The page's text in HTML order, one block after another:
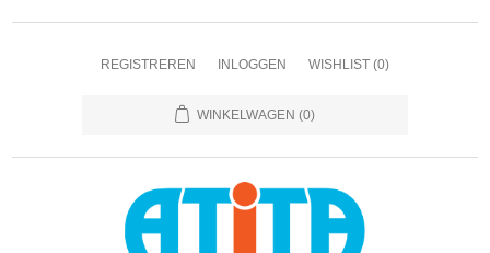
REGISTREREN INLOGGEN WISHLIST (0)
WINKELWAGEN (0)